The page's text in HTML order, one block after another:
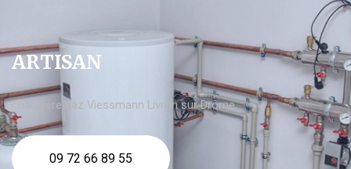
ARTISAN
chaudière gaz Viessmann Livron sur Drôme
09 72 66 89 55